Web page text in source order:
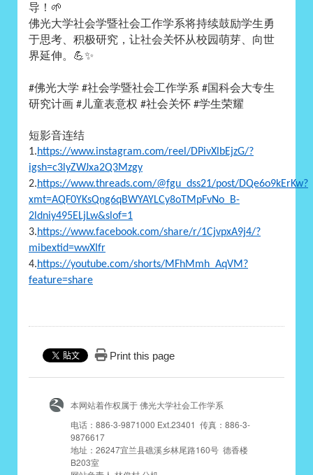
导！ 🌱
佛光大学社会学暨社会工作学系将持续鼓励学生勇
于思考、积极研究，让社会关怀从校园萌芽、向世
界延伸。 💪✨
#佛光大学 #社会学暨社会工作学系 #国科会大专生
研究计画 # 儿童表意权 #社会关怀 #学生荣耀
短影音连结
1.https://www.instagram.com/reel/DPivXlbEjzG/?
igsh=c3lyZWJxa2Q3Mzgy
2.https://www.threads.com/@fgu_dss21/post/DQe6o9kErKw?
xmt=AQF0YKsQng6qBWYAYLCy8oTMpFvNo_B-
2ldniy495ELjLw&slof=1
3.https://www.facebook.com/share/r/1CjvpxA9j4/?
mibextid=wwXIfr
4.https://youtube.com/shorts/MFhMmh_AqVM?
feature=share
Print this page
本网站着作权属于 佛光大学社会工作学系
电话：886-3-9871000 Ext.23401 传真：886-3-
9876617
地址：26247宜兰县礁溪乡林尾路160号 德香楼
B203室